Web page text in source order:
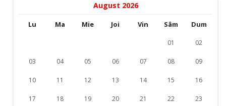
August 2026
Lu Ma Mie Joi Vin Sâm Dum
01 02
03 04 05 06 07 08 09
10 11 12 13 14 15 16
17 18 19 20 21 22 23